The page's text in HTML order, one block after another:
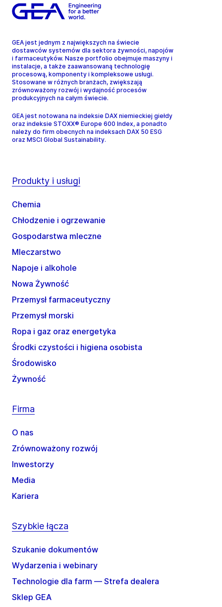
GEA jest jednym z największych na świecie
dostawców systemów dla sektora żywności, napojów
i farmaceutyków. Nasze portfolio obejmuje maszyny i
instalacje, a także zaawansowaną technologię
procesową, komponenty i kompleksowe usługi.
Stosowane w różnych branżach, zwiększają
zrównoważony rozwój i wydajność procesów
produkcyjnych na całym świecie.
GEA jest notowana na indeksie DAX niemieckiej giełdy
oraz indeksie STOXX® Europe 600 Index, a ponadto
należy do firm obecnych na indeksach DAX 50 ESG
oraz MSCI Global Sustainability.
Produkty i usługi
Chemia
Chłodzenie i ogrzewanie
Gospodarstwa mleczne
Mleczarstwo
Napoje i alkohole
Nowa Żywność
Przemysł farmaceutyczny
Przemysł morski
Ropa i gaz oraz energetyka
Środki czystości i higiena osobista
Środowisko
Żywność
Firma
O nas
Zrównoważony rozwój
Inwestorzy
Media
Kariera
Szybkie łącza
Szukanie dokumentów
Wydarzenia i webinary
Technologie dla farm — Strefa dealera
Sklep GEA